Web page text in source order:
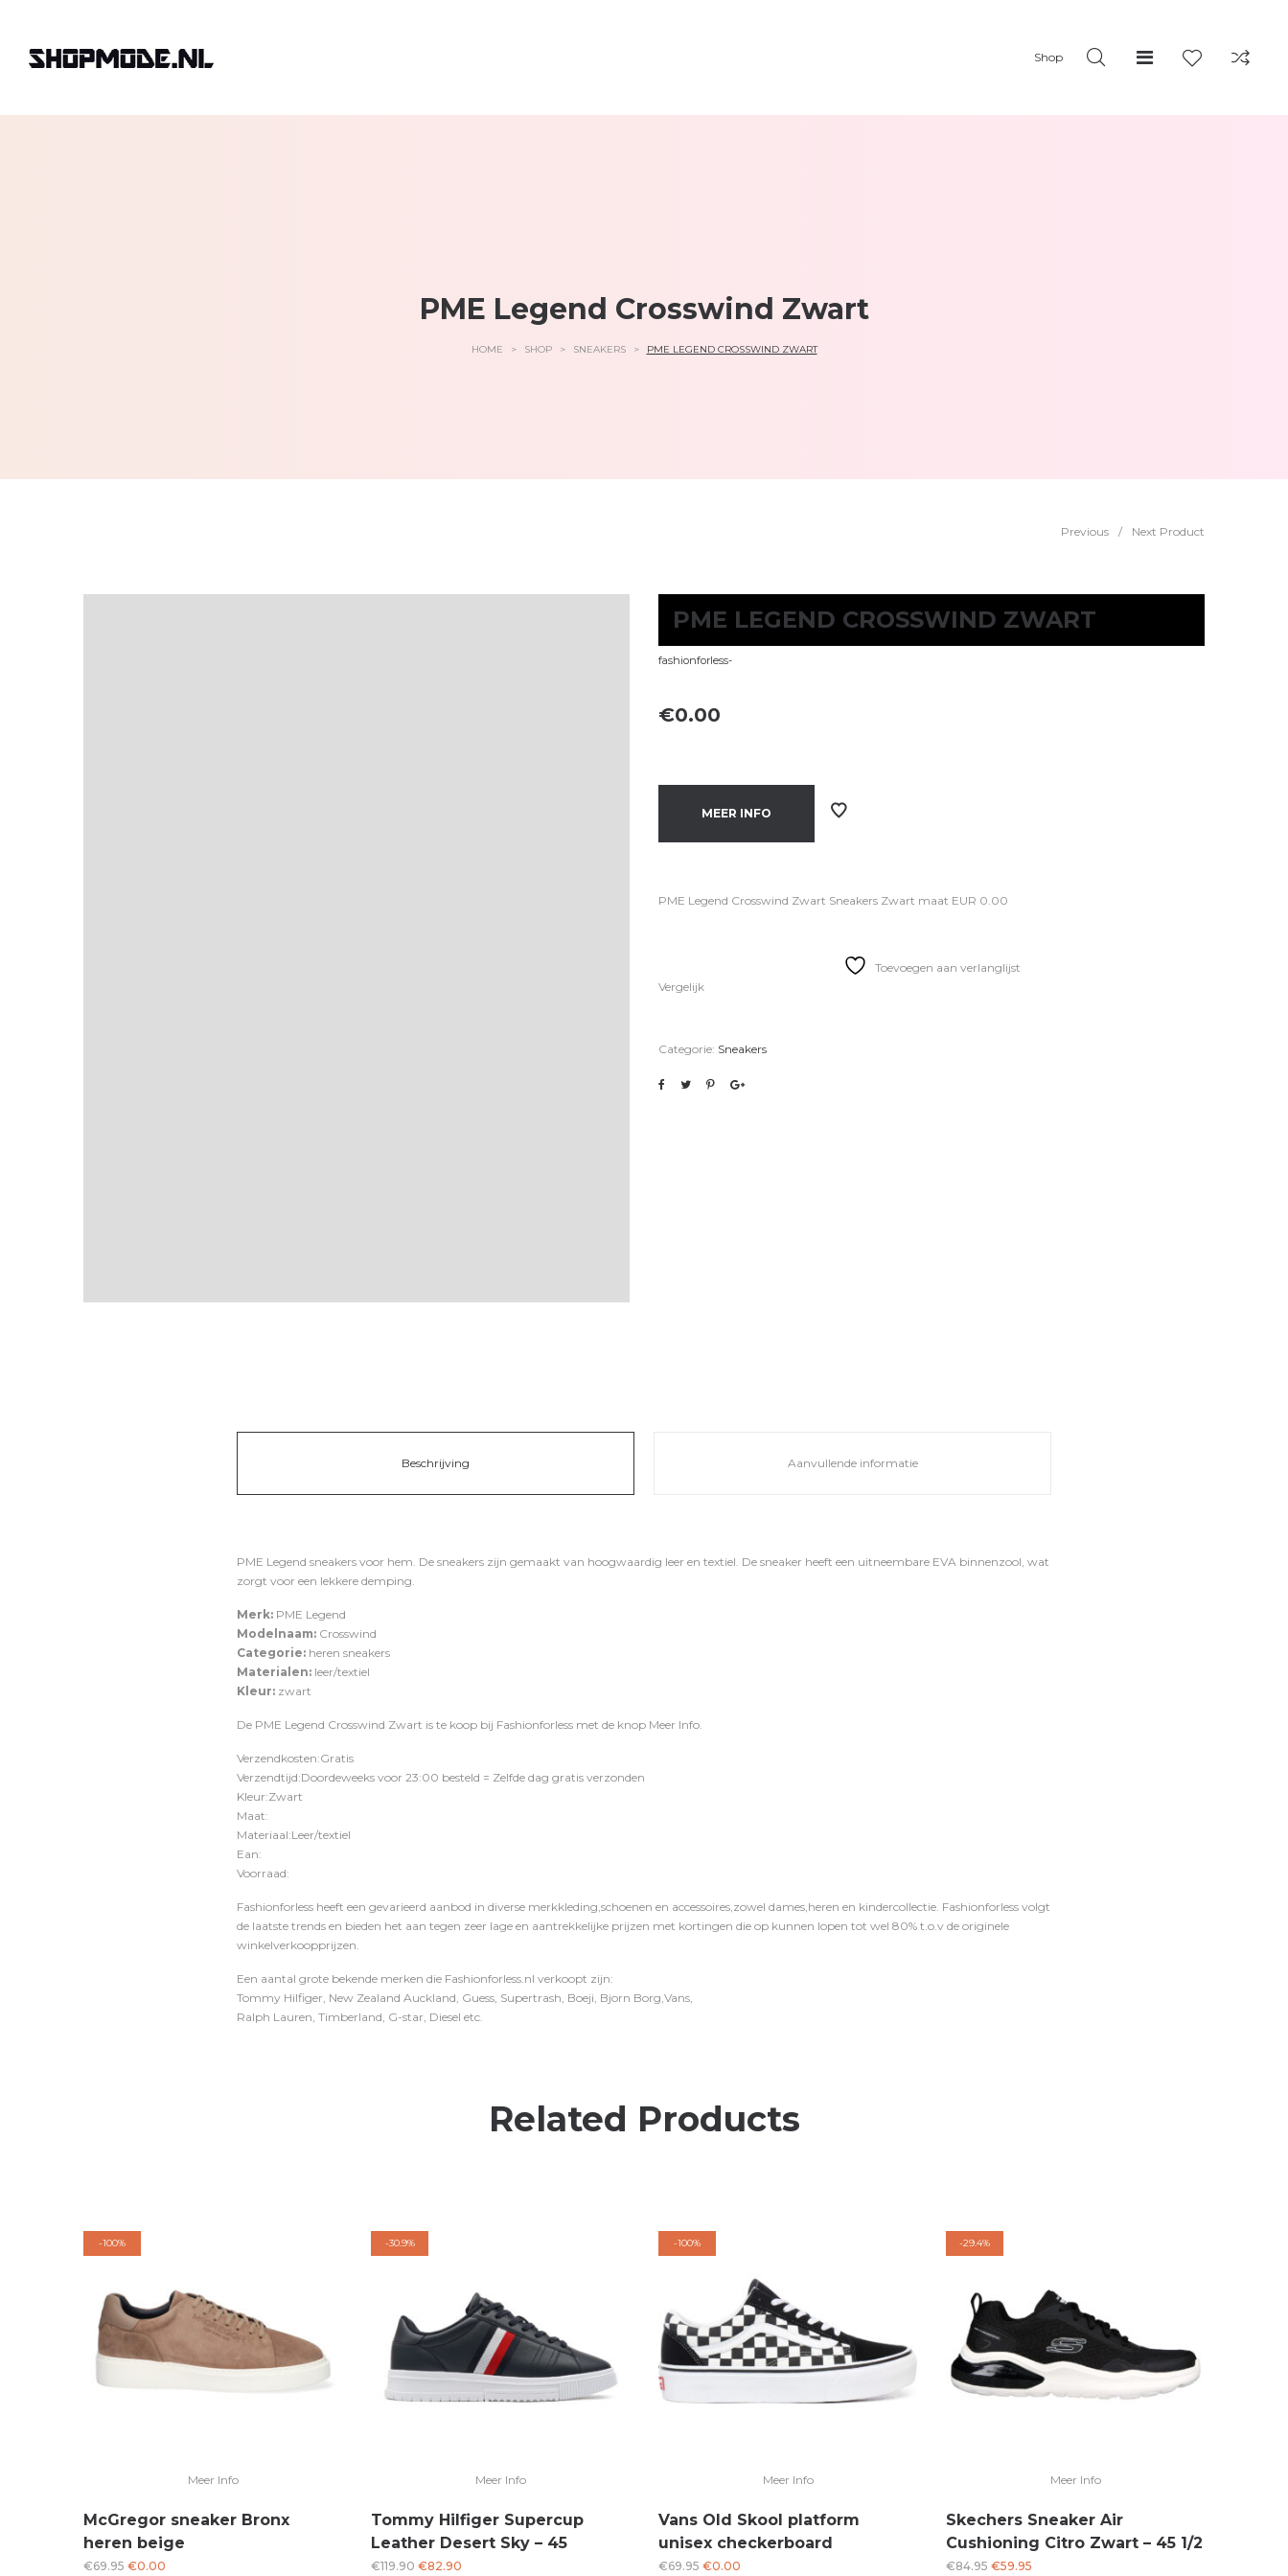
Shop
PME Legend Crosswind Zwart
HOME > SHOP > SNEAKERS > PME LEGEND CROSSWIND ZWART
Previous / Next Product
PME LEGEND CROSSWIND ZWART
fashionforless-
€0.00
MEER INFO
PME Legend Crosswind Zwart Sneakers Zwart maat EUR 0.00
Toevoegen aan verlanglijst
Vergelijk
Categorie: Sneakers
Beschrijving Aanvullende informatie
PME Legend sneakers voor hem. De sneakers zijn gemaakt van hoogwaardig leer en textiel. De sneaker heeft een uitneembare EVA binnenzool, wat
zorgt voor een lekkere demping.
Merk: PME Legend
Modelnaam: Crosswind
Categorie: heren sneakers
Materialen: leer/textiel
Kleur: zwart
De PME Legend Crosswind Zwart is te koop bij Fashionforless met de knop Meer Info
Verzendkosten:Gratis
Verzendtijd:Doordeweeks voor 23:00 besteld = Zelfde dag gratis verzonden
Kleur:Zwart
Maat:
Materiaal:Leer/textiel
Ean:
Voorraad:
Fashionforless heeft een gevarieerd aanbod in diverse merkkleding,schoenen en accessoires,zowel dames,heren en kindercollectie. Fashionforless volgt
de laatste trends en bieden het aan tegen zeer lage en aantrekkelijke prijzen met kortingen die op kunnen lopen tot wel 80% t.o.v de originele
winkelverkoopprijzen.
Een aantal grote bekende merken die Fashionforless.nl verkoopt zijn:
Tommy Hilfiger, New Zealand Auckland, Guess, Supertrash, Boeji, Bjorn Borg,Vans,
Ralph Lauren, Timberland, G-star, Diesel etc.
Related Products
-100%
Meer Info
McGregor sneaker Bronx
heren beige
€69.95 Oorspronkelijke
€0.00
-30.9%
Meer Info
Tommy Hilfiger Supercup
Leather Desert Sky – 45
€119.90 Oorspronkelijke
€82.90
-100%
Meer Info
Vans Old Skool platform
unisex checkerboard
€69.95 Oorspronkelijke
€0.00
-29.4%
Meer Info
Skechers Sneaker Air
Cushioning Citro Zwart – 45 1/2
€84.95 Oorspronkelijke
€59.95